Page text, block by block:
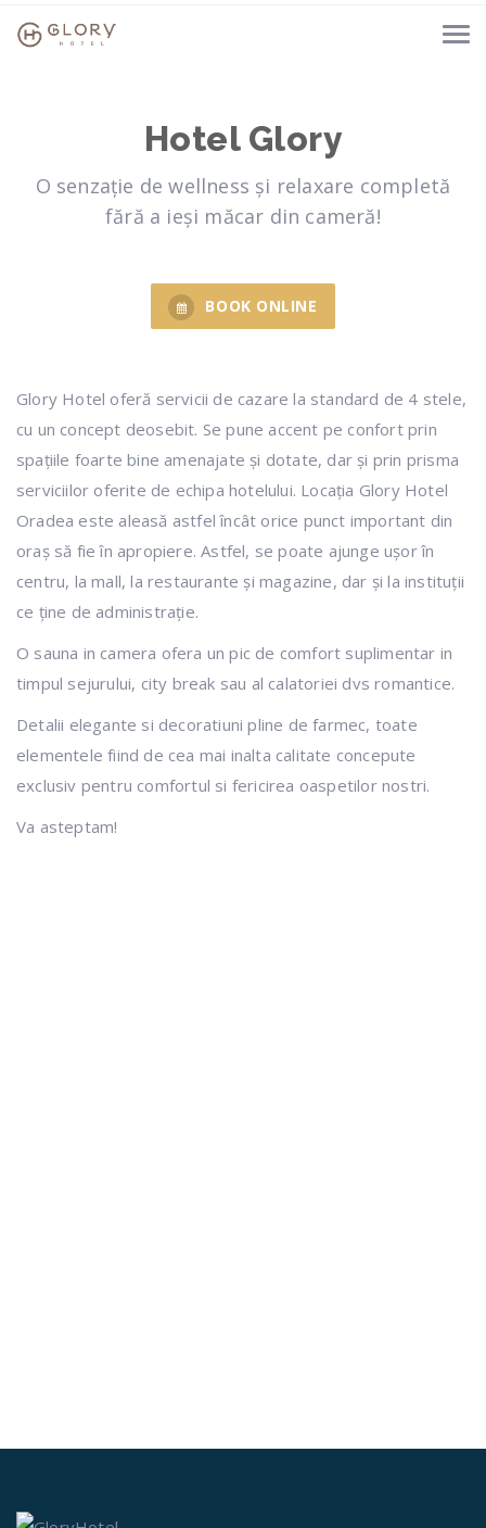
Hotel Glory
O senzație de wellness și relaxare completă
fără a ieși măcar din cameră!
BOOK ONLINE
Glory Hotel oferă servicii de cazare la standard de 4 stele,
cu un concept deosebit. Se pune accent pe confort prin
spațiile foarte bine amenajate și dotate, dar și prin prisma
serviciilor oferite de echipa hotelului. Locația Glory Hotel
Oradea este aleasă astfel încât orice punct important din
oraș să fie în apropiere. Astfel, se poate ajunge ușor în
centru, la mall, la restaurante și magazine, dar și la instituții
ce ține de administrație.
O sauna in camera ofera un pic de comfort suplimentar in
timpul sejurului, city break sau al calatoriei dvs romantice.
Detalii elegante si decoratiuni pline de farmec, toate
elementele fiind de cea mai inalta calitate concepute
exclusiv pentru comfortul si fericirea oaspetilor nostri.
Va asteptam!